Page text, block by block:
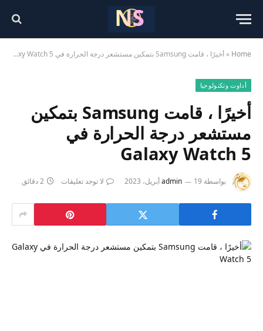
Home
»أخيرًا ، قامت Samsung بتمكين مستشعر درجة الحرارة في Galaxy Watch 5
أداوت وتكنولوجيا
أخيرًا ، قامت Samsung بتمكين
مستشعر درجة الحرارة في
Galaxy Watch 5
بواسطة admin 19 أبريل، 2023 لا توجد تعليقات 2 دقائق